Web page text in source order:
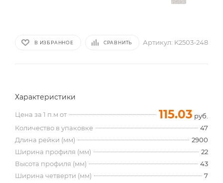
В ИЗБРАННОЕ СРАВНИТЬ Артикул: K2503-248
Характеристики
Цена за 1 п.м от 115.03 руб.
Количество в упаковке
47
Длина рейки (мм)
2900
Ширина профиля (мм)
22
Высота профиля (мм)
43
Ширина четверти (мм)
7